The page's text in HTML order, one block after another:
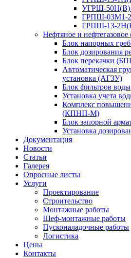
УГРШ-
ГРПШ-03М1-
ГРПШ-13-
Нефтяное и нефтегазовое
Блок напорных
Блок дозирования
Блок перекачки
Автоматическая
установка (АГЗУ)
Блок фильтров воды
Установка учета
Комплекс
(КПНП-М)
Блок запорной
Установка
Документация
Новости
Статьи
Галерея
Опросные листы
Услуги
Проектирование
Строительство
Монтажные работы
Шеф-монтажные работы
Пусконаладочные работы
Логистика
Цены
Контакты